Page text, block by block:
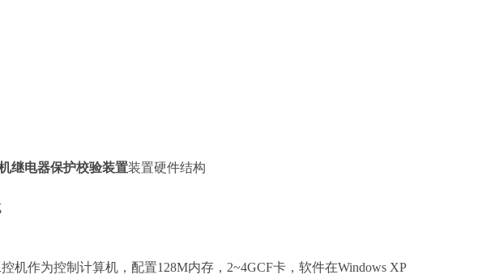
继电器保护校验装置装置硬件结构
机作为控制计算机，配置128M内存，2~4GCF卡，软件在Windows XP